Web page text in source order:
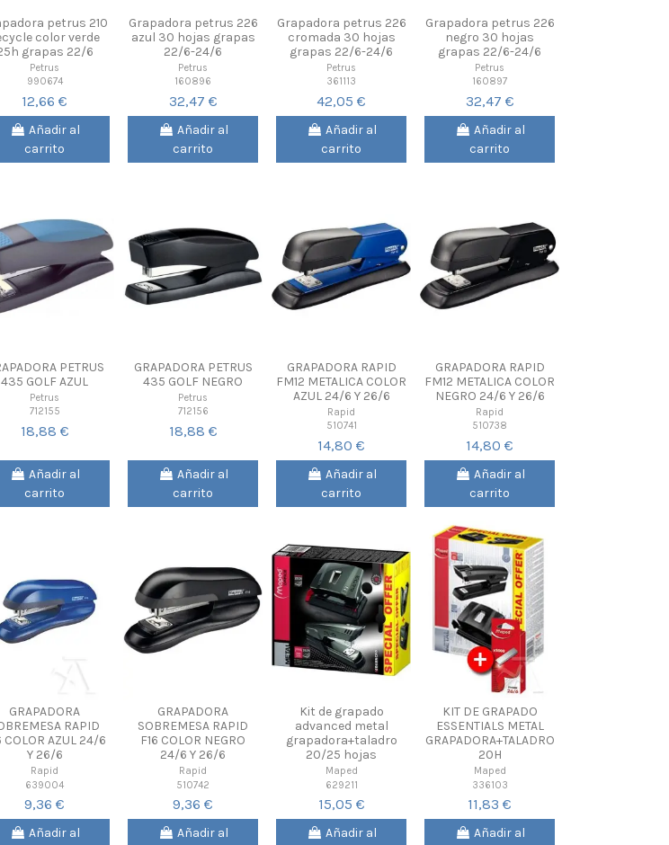
petrus 210
color verde
grapas 22/6
Petrus
990674
12,66 €
Añadir al
carrito
Grapadora petrus 226
azul 30 hojas grapas
22/6-24/6
Petrus
160896
32,47 €
Añadir al
carrito
Grapadora petrus 226
cromada 30 hojas
grapas 22/6-24/6
Petrus
361113
42,05 €
Añadir al
carrito
Grapadora petrus 226
negro 30 hojas
grapas 22/6-24/6
Petrus
160897
32,47 €
Añadir al
carrito
PETRUS
435 GOLF AZUL
Petrus
712155
18,88 €
Añadir al
carrito
GRAPADORA PETRUS
435 GOLF NEGRO
Petrus
712156
18,88 €
Añadir al
carrito
GRAPADORA RAPID
FM12 METALICA COLOR
AZUL 24/6 Y 26/6
Rapid
510741
14,80 €
Añadir al
carrito
GRAPADORA RAPID
FM12 METALICA COLOR
NEGRO 24/6 Y 26/6
Rapid
510738
14,80 €
Añadir al
carrito
GRAPADORA
RAPID
COLOR AZUL 24/6
Y 26/6
Rapid
639004
9,36 €
Añadir al
GRAPADORA
SOBREMESA RAPID
F16 COLOR NEGRO
24/6 Y 26/6
Rapid
510742
9,36 €
Añadir al
Kit de grapado
advanced metal
grapadora+taladro
20/25 hojas
Maped
629211
15,05 €
Añadir al
KIT DE GRAPADO
ESSENTIALS METAL
GRAPADORA+TALADRO
20H
Maped
336103
11,83 €
Añadir al